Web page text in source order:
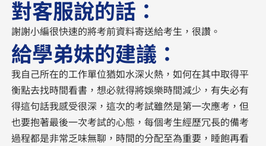
對客服說的話：
謝謝小編很快速的將考前資料寄送給考生，很讚。
給學弟妹的建議：
我自己所在的工作單位猶如水深火熱，如何在其中取得平
衡點去找時間看書，想必就得將娛樂時間減少，有失必有
得這句話我感受很深，這次的考試雖然是第一次應考，但
也要抱著最後一次考試的心態，每個考生經歷冗長的備考
過程都是非常乏味無聊，時間的分配至為重要，睡飽再看